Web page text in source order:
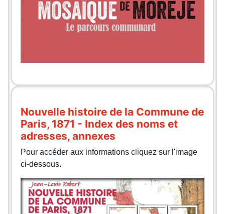
Nouvelle histoire de la Commune de
Paris, 1871 - Index des noms et
adresses, annexes
Pour accéder aux informations cliquez sur l'image
ci-dessous.